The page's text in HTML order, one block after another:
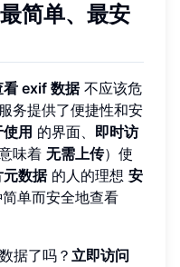
简单、最安
看 exif 数据不应该危
务提供了便捷性和安
用 的界面、 即时访
味着 无需上传）使
元数据的人的理想 安
单而安全地查看
据了吗？立即访问